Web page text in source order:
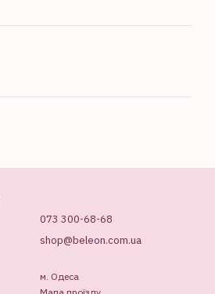
073 300-68-68
shop@beleon.com.ua
м. Одеса